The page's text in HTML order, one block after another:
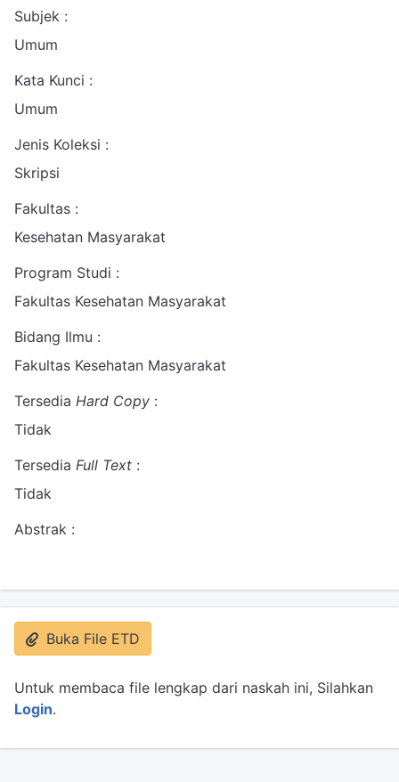
Subjek :
Umum
Kata Kunci :
Umum
Jenis Koleksi :
Skripsi
Fakultas :
Kesehatan Masyarakat
Program Studi :
Fakultas Kesehatan Masyarakat
Bidang Ilmu :
Fakultas Kesehatan Masyarakat
Tersedia Hard Copy :
Tidak
Tersedia Full Text :
Tidak
Abstrak :
Buka File ETD
Untuk membaca file lengkap dari naskah ini, Silahkan
Login.